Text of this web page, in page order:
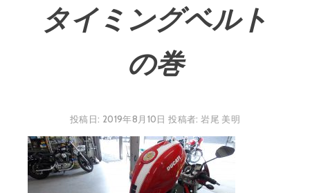
タイミングベルト
の巻
投稿日: 2019年8月10日 投稿者:岩尾 美明